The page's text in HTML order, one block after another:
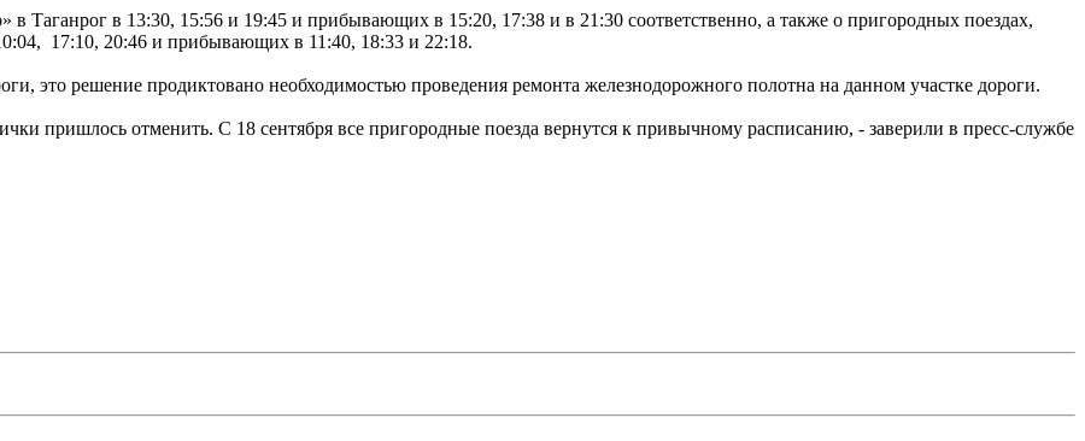
в Таганрог в 13:30, 15:56 и 19:45 и прибывающих в 15:20, 17:38 и в 21:30 соответственно, а также о пригородных поездах,
17:10, 20:46 и прибывающих в 11:40, 18:33 и 22:18.
это решение продиктовано необходимостью проведения ремонта железнодорожного полотна на данном участке дороги.
пришлось отменить. С 18 сентября все пригородные поезда вернутся к привычному расписанию, - заверили в пресс-службе